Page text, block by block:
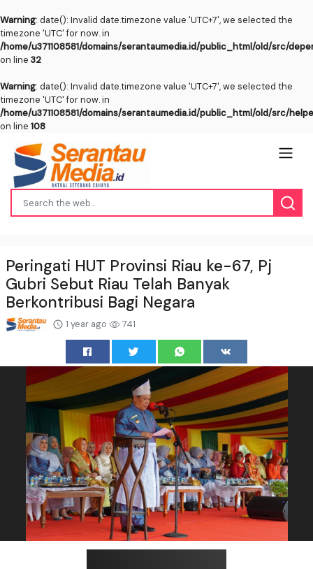
Warning: date(): Invalid date.timezone value 'UTC+7', we selected the
timezone 'UTC' for now. in
/home/u371108581/domains/serantaumedia.id/public_html/old/src/
on line 32
Warning: date(): Invalid date.timezone value 'UTC+7', we selected the
timezone 'UTC' for now. in
/home/u371108581/domains/serantaumedia.id/public_html/old/src/
on line 108
Peringati HUT Provinsi Riau ke-67, Pj
Gubri Sebut Riau Telah Banyak
Berkontribusi Bagi Negara
1 year ago 741